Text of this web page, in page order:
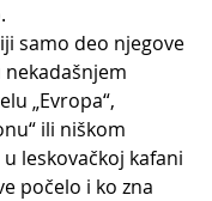
samo deo njegove
nekadašnjem
„Evropa“,
ili niškom
u leskovačkoj kafani
počelo i ko zna